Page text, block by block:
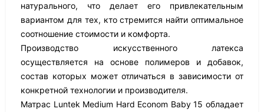
натурального, что делает его привлекательным
вариантом для тех, кто стремится найти оптимальное
соотношение стоимости и комфорта.
Производство искусственного латекса
осуществляется на основе полимеров и добавок,
состав которых может отличаться в зависимости от
конкретной технологии и производителя.
Матрас Luntek Medium Hard Econom Baby 15 обладает